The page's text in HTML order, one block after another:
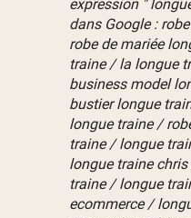
dans Google :
robe de mariée
traine / la longue
business model
bustier longue
longue traine /
traine / longue
longue traine
traine / longue
ecommerce /